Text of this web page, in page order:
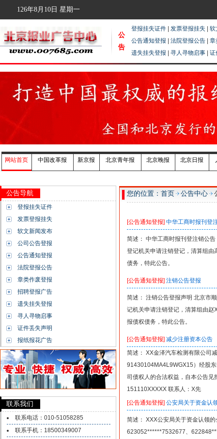
126年8月10日 星期一
公
告
登报挂失证件 发票登报挂失
软
公告通知登报
法院登报公告
章
遗失挂失登报
寻人寻物启事 证
网站首页 中国改革报 新京报 北京青年报 北京晚报 北京日报
公告导航
登报挂失证件
发票登报挂失
软文新闻发布
公司公告登报
公告通知登报
法院登报公告
章类作废登报
招聘登报广告
遗失挂失登报
寻人寻物启事
证件丢失声明
报纸报花广告
联系我们
联系电话：010-51058285
联系手机：18500349007
您的位置：首页 公告中心
[公告通知登报] 中华工商时报刊登
简述： 中华工商时报刊登注销公
登记机关申请注销登记，清算组
债务，特此公告。
[公告通知登报] 注销公告登报
简述： 注销公告登报声明 北京市
记机关申请注销登记，清算组由
报债权债务，特此公告。
[公告通知登报] 减少注册资本公告
简述： XX金泽汽车检测有限公司
91430104MA4L9WGX15）经股
司债权人的合法权益，自本公告
151110XXXXX 联系人：X先
[公告通知登报] 公安局关于资金认
简述： XXX公安局关于资金认领
623052******7532677、